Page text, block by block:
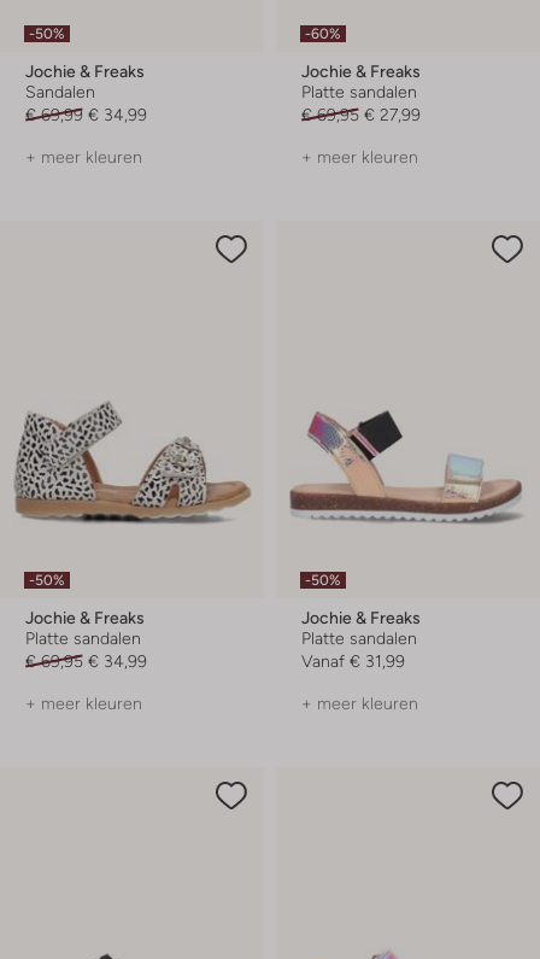
-50%
Jochie & Freaks
Sandalen
€ 69,99 € 34,99
+ meer kleuren
-60%
Jochie & Freaks
Platte sandalen
€ 69,95 € 27,99
+ meer kleuren
-50%
Jochie & Freaks
Platte sandalen
€ 69,95 € 34,99
+ meer kleuren
-50%
Jochie & Freaks
Platte sandalen
Vanaf € 31,99
+ meer kleuren